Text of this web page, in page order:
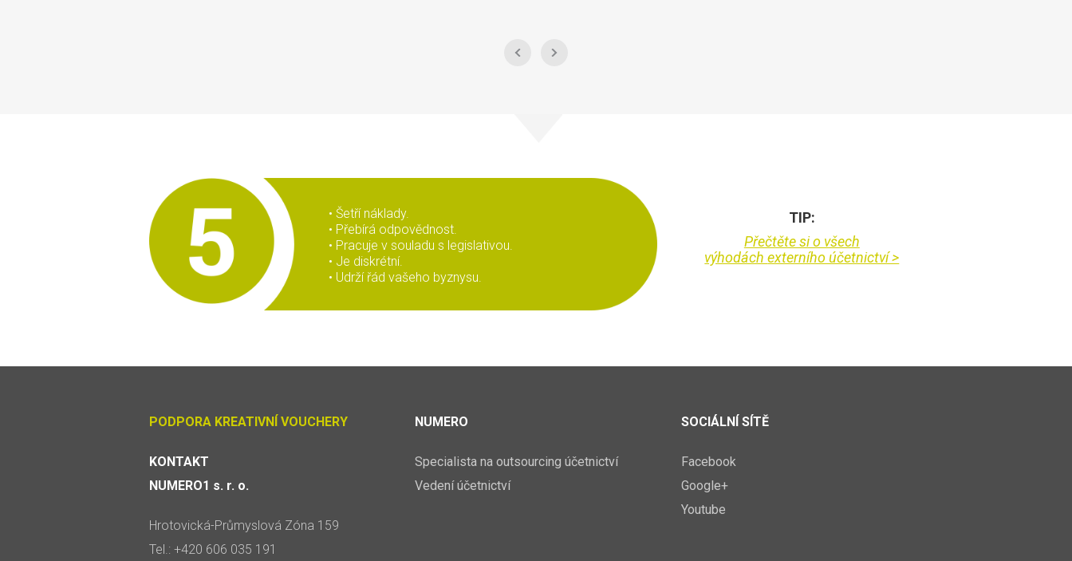
• Šetří náklady.
• Přebírá odpovědnost.
• Pracuje v souladu s legislativou.
• Je diskrétní.
• Udrží řád vašeho byznysu.
TIP:
Přečtěte si o všech
výhodáchexterního účetnictví >
PODPORA KREATIVNÍ VOUCHERY
KONTAKT
NUMERO1 s. r. o.
Hrotovická-Průmyslová Zóna 159
Tel.: +420 606 035 191
NUMERO
Specialista na outsourcing účetnictví
Vedení účetnictví
SOCIÁLNÍ SÍTĚ
Facebook
Google+
Youtube